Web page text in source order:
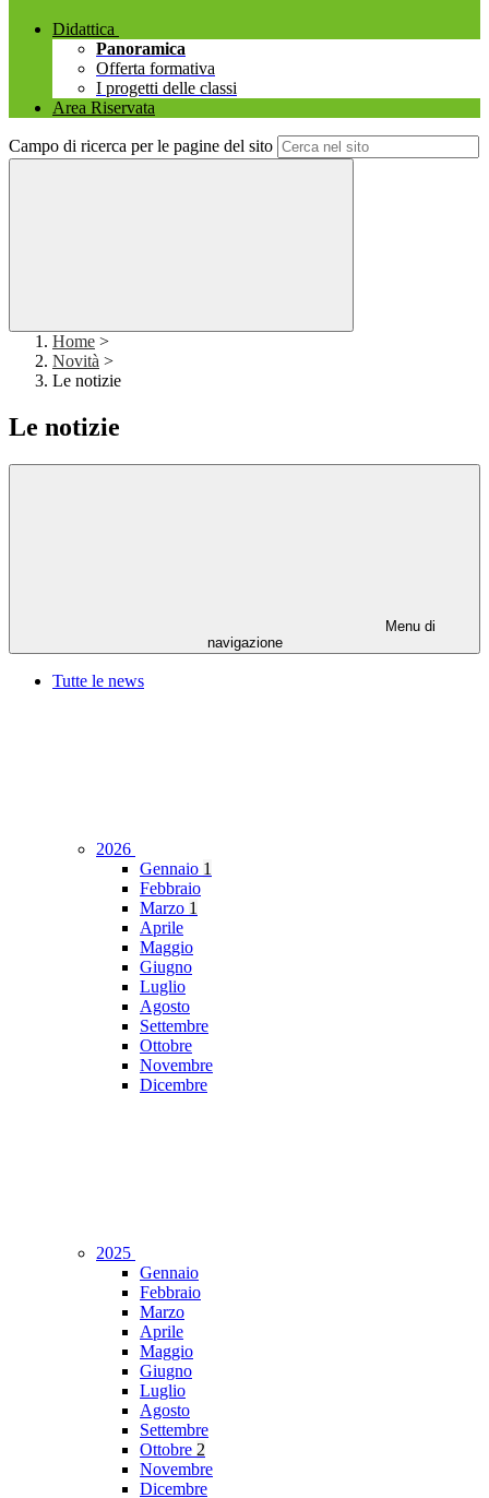
Didattica
Panoramica
Offerta formativa
I progetti delle classi
Area Riservata
Campo di ricerca per le pagine del sito
Home >
Novità >
Le notizie
Le notizie
Menu di
navigazione
Tutte le news
2026
Gennaio 1
Febbraio
Marzo 1
Aprile
Maggio
Giugno
Luglio
Agosto
Settembre
Ottobre
Novembre
Dicembre
2025
Gennaio
Febbraio
Marzo
Aprile
Maggio
Giugno
Luglio
Agosto
Settembre
Ottobre 2
Novembre
Dicembre